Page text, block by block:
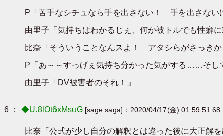
P「苦手なシチュなら手を出さない！ 手を出さな
由里子「気持ちはわかるじぇ、何か被トルでも性癖
比奈「そういうことなんスよ！ アタシらがさっきか
P「あ～～すっげぇ気持ち分かった気がする……そし
由里子「DV被害者のそれ！」
6 ： ◆U.8lOt6xMsuG [sage saga]：2020/04/17(金) 01:59:51.68
比奈「公式が少し自分の解釈とは違った後に大正解